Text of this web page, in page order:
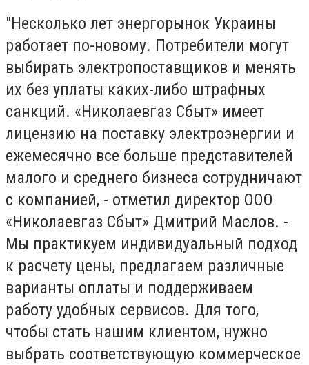
"Несколько лет энергорынок Украины
работает по-новому. Потребители могут
выбирать электропоставщиков и менять
их без уплаты каких-либо штрафных
санкций. «Николаевгаз Сбыт» имеет
лицензию на поставку электроэнергии и
ежемесячно все больше представителей
малого и среднего бизнеса сотрудничают
с компанией, - отметил директор ООО
«Николаевгаз Сбыт» Дмитрий Маслов. -
Мы практикуем индивидуальный подход
к расчету цены, предлагаем различные
варианты оплаты и поддерживаем
работу удобных сервисов. Для того,
чтобы стать нашим клиентом, нужно
выбрать соответствующую коммерческое